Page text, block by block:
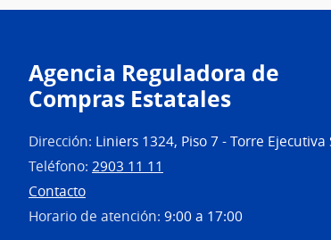
Agencia Reguladora de
Compras Estatales
Dirección: Liniers 1324, Piso 7 - Torre Ejecutiva
Teléfono: 2903 11 11
Contacto
Horario de atención: 9:00 a 17:00